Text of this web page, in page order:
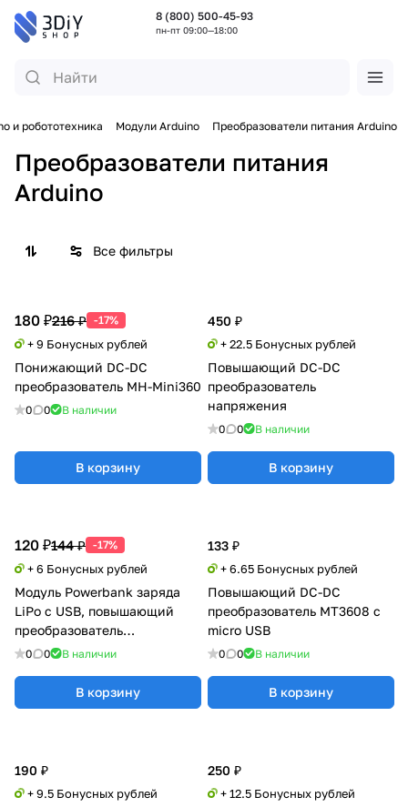
8 (800) 500-45-93
пн-пт 09:00—18:00
и робототехника Модули Arduino Преобразователи питания Arduino
Преобразователи питания
Arduino
Все фильтры
180 ₽216 ₽ -17%
+ 9 Бонусных рублей
Понижающий DC-DC
преобразователь MH-Mini360
0 0 В наличии
В корзину
450 ₽
+ 22.5 Бонусных рублей
Повышающий DC-DC
преобразователь
напряжения
0 0 В наличии
В корзину
120 ₽144 ₽ -17%
+ 6 Бонусных рублей
Модуль Powerbank заряда
LiPo с USB, повышающий
преобразователь
напряжения 134N3P
0 0 В наличии
В корзину
133 ₽
+ 6.65 Бонусных рублей
Повышающий DC-DC
преобразователь MT3608 с
micro USB
0 0 В наличии
В корзину
190 ₽
+ 9.5 Бонусных рублей
250 ₽
+ 12.5 Бонусных рублей